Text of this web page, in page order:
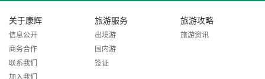
关于康辉
信息公开
商务合作
联系我们
加入我们
旅游服务
出境游
国内游
签证
旅游攻略
旅游资讯